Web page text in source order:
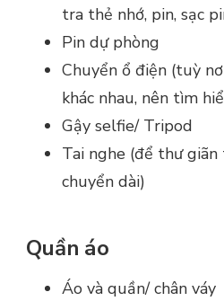
tra thẻ nhớ, pin, sạc
Pin dự phòng
Chuyển ổ điện (tuỳ
khác nhau, nên tìm
Gậy selfie/ Tripod
Tai nghe (để thư
chuyển dài)
Quần áo
Áo và quần/ chân váy